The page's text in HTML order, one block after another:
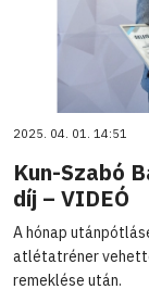
2025. 04. 01. 14:51
Kun-Szabó
díj – VIDEÓ
A hónap
atlétatréner
remeklése után.